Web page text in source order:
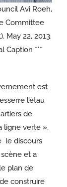
Avi Roeh,
Committee
May 22, 2013.
Caption ***
est
l’étau
de
ligne verte »,
le discours
et a
plan de
construire